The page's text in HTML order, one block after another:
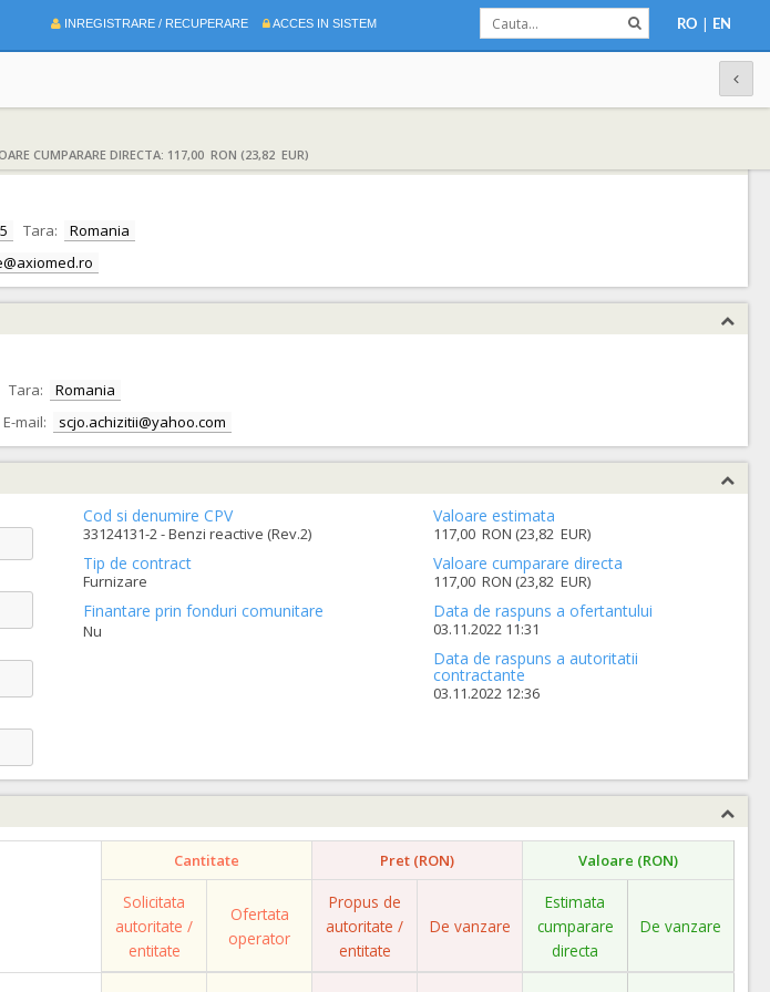
INREGISTRARE / RECUPERARE ACCES IN SISTEM RO | EN
CUMPARARE DIRECTA: 117,00 RON (23,82 EUR)
Tara:
Romania
Tara:
Romania
E-mail: scjo.achizitii@yahoo.com
Cod si denumire CPV
33124131-2 - Benzi reactive (Rev.2)
Tip de contract
Furnizare
Finantare prin fonduri comunitare
Nu
Valoare estimata
117,00 RON (23,82 EUR)
Valoare cumparare directa
117,00 RON (23,82 EUR)
Data de raspuns a ofertantului
03.11.2022 11:31
Data de raspuns a autoritatii
contractante
03.11.2022 12:36
Cantitate Pret (RON) Valoare (RON)
Solicitata
autoritate /
entitate
Ofertata
operator
Propus de
autoritate /
entitate
De vanzare
Estimata
cumparare
directa
De vanzare